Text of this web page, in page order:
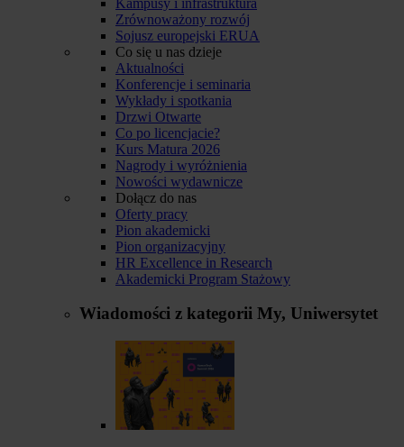
Zrównoważony rozwój
Sojusz europejski ERUA
Co się u nas dzieje
Aktualności
Konferencje i seminaria
Wykłady i spotkania
Drzwi Otwarte
Co po licencjacie?
Kurs Matura 2026
Nagrody i wyróżnienia
Nowości wydawnicze
Dołącz do nas
Oferty pracy
Pion akademicki
Pion organizacyjny
HR Excellence in Research
Akademicki Program Stażowy
Wiadomości z kategorii My, Uniwersytet